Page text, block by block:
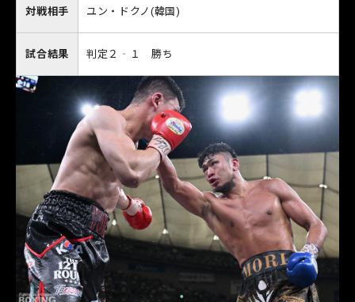
対戦相手 ユン・ドクノ(韓国)
試合結果 判定２‐１ 勝ち